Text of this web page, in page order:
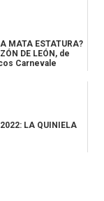
MATA ESTATURA?
DE LEÓN, de
Carnevale
LA QUINIELA